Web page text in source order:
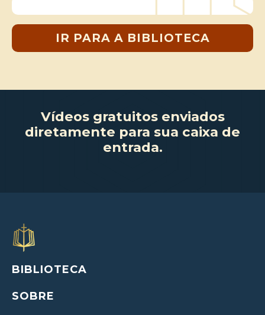
IR PARA A BIBLIOTECA
Vídeos gratuitos enviados
diretamente para sua caixa de
entrada.
BIBLIOTECA
SOBRE